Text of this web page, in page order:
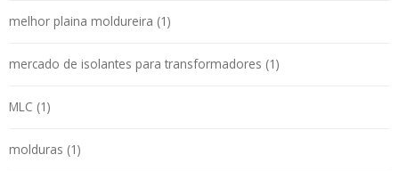
melhor plaina moldureira (1)
mercado de isolantes para transformadores (1)
MLC (1)
molduras (1)